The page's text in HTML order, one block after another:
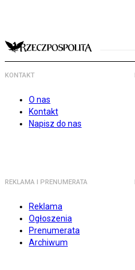
KONTAKT
O nas
Kontakt
Napisz do nas
REKLAMA I PRENUMERATA
Reklama
Ogłoszenia
Prenumerata
Archiwum